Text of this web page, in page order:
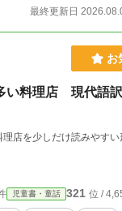
最終更新日
お
い料理店 現代語訳
店を少しだけ読みやす
児童書・童話 321 位 /